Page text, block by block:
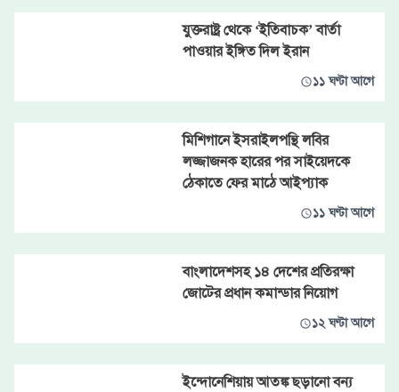
যুক্তরাষ্ট্র থেকে ‘ইতিবাচক’ বার্তা
পাওয়ার ইঙ্গিত দিল ইরান
১১ ঘণ্টা আগে
মিশিগানে ইসরাইলপন্থি লবির
লজ্জাজনক হারের পর সাইয়েদকে
ঠেকাতে ফের মাঠে আইপ্যাক
১১ ঘণ্টা আগে
বাংলাদেশসহ ১৪ দেশের প্রতিরক্ষা
জোটের প্রধান কমান্ডার নিয়োগ
১২ ঘণ্টা আগে
ইন্দোনেশিয়ায় আতঙ্ক ছড়ানো বন্য